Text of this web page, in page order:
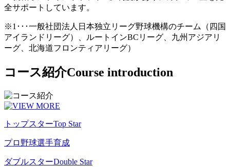
全サポートしています。
※1･･･一般社団法人日本独立リーグ野球機構のチーム（四国
アイランドリーグ）、ルートインBCリーグ、九州アジアリ
ーグ、北海道フロンティアリーグ）
コース紹介Course introduction
トップスターTop Star
プロ野球選手育成
ダブルスターDouble Star